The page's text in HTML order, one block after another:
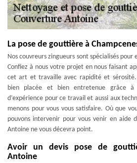
La pose de gouttière à
Nos couvreurs zingueurs sont spécialisés
Confiez à nous votre projet en nous faisant
cet art et travaille avec rapidité et
bien placée et bien entretenue grâce à
d’expérience pour ce travail et aussi aux
menons pour vous vous satisfaire. Où que
pouvons intervenir pour vous venir en aide
Antoine ne vous décevra point.
Avoir un devis pose de
Antoine